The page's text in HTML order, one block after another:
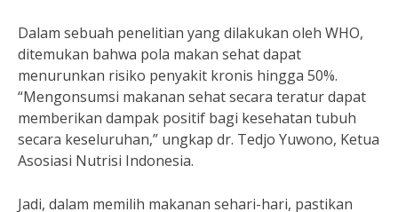
Dalam sebuah penelitian yang dilakukan oleh WHO,
ditemukan bahwa pola makan sehat dapat
menurunkan risiko penyakit kronis hingga 50%.
“Mengonsumsi makanan sehat secara teratur dapat
memberikan dampak positif bagi kesehatan tubuh
secara keseluruhan,” ungkap dr. Tedjo Yuwono, Ketua
Asosiasi Nutrisi Indonesia.
Jadi, dalam memilih makanan sehari-hari, pastikan